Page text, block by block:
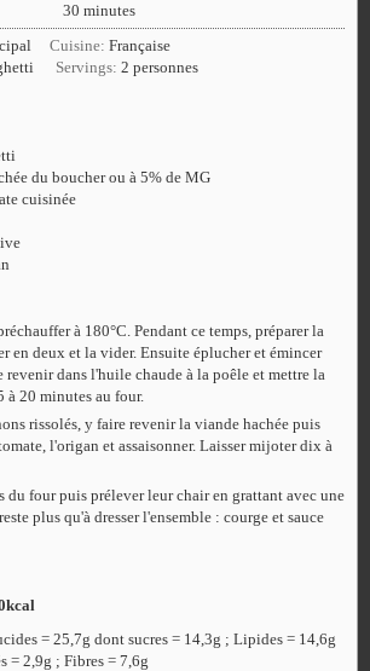
30 minutes
Cuisine:Française
Servings:2 personnes
du boucher ou à 5% de MG
cuisinée
à 180°C. Pendant ce temps, préparer la
en deux et la vider. Ensuite éplucher et émincer
dans l'huile chaude à la poêle et mettre la
à 20 minutes au four.
rissolés, y faire revenir la viande hachée puis
l'origan et assaisonner. Laisser mijoter dix à
du four puis prélever leur chair en grattant avec une
plus qu'à dresser l'ensemble : courge et sauce
= 25,7g dont sucres = 14,3g ; Lipides = 14,6g
= 2,9g ; Fibres = 7,6g